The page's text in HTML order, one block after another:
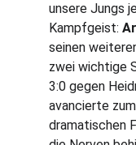
unsere Jungs
Kampfgeist:
seinen
zwei wichtige
3:0 gegen
avancierte
dramatischen